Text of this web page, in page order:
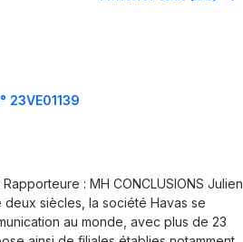
23VE01139
: MH CONCLUSIONS Julien
siècles, la société Havas se
au monde, avec plus de 23